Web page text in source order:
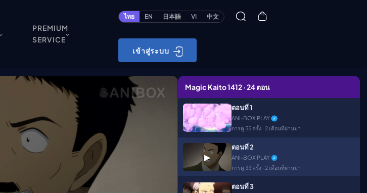
PREMIUM
SERVICE
ไทย EN 日本語 VI 中文
เข้าสู่ระบบ
Cardlist
Collection
Deck Builder
My-Collection
Deck Library
Deck Share
PREMIUM SERVICE
Magic Kaito 1412 · 24 ตอน
ตอนที่ 1
ANI-BOX PLAY
การดู 35 ครั้ง · 2 เดือนที่ผ่านมา
▶
ตอนที่ 2
ANI-BOX PLAY
การดู 33 ครั้ง · 2 เดือนที่ผ่านมา
ตอนที่ 3